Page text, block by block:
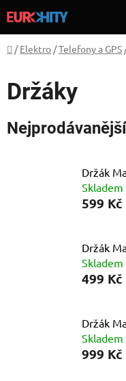
na
obsah
Domů
/ Elektro /Telefony a GPS
Držáky
Nejprodávanější
Držák
Skladem
599 Kč
Držák
Skladem
499 Kč
Držák
Skladem
999 Kč